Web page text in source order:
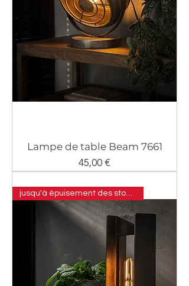
Lampe de table Beam 7661
Prix
45,00 €